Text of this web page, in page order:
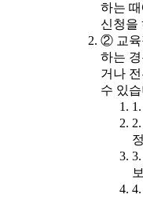
하는
신청을
② 교육
하는
거나
수 있